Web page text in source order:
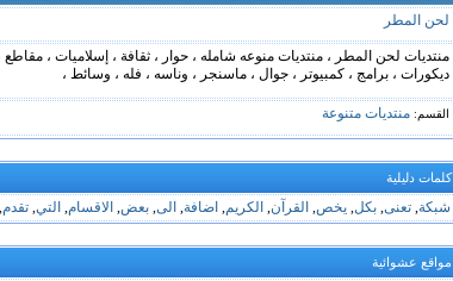
لحن المطر
منتديات لحن المطر ، منتديات منوعه شامله ، حوار ، ثقافة ، إسلاميات ،
ديكورات ، برامج ، كمبيوتر ، جوال ، ماسنجر ، وناسه ، فله ، وسائط ،
القسم: منتديات متنوعة
كلمات دليلية
شبكة, تعنى, بكل, يخص, القرآن, الكريم, اضافة, الى, بعض, الاقسام, التي, تقدم,
مواقع عشوائية